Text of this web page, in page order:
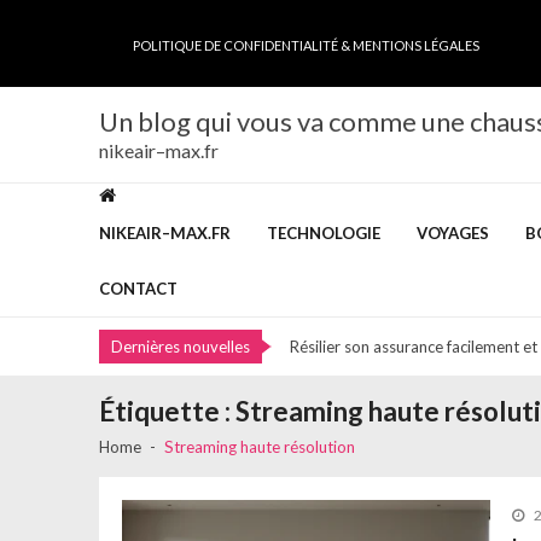
POLITIQUE DE CONFIDENTIALITÉ & MENTIONS LÉGALES
Un blog qui vous va comme une
nikeair–max.fr
NIKEAIR–MAX.FR TECHNOLOGIE VOYAGES
CONTACT
Dernières nouvelles
Livret épargne pro : optimisez la
Résilier son assurance facilement et
Livret épargne pro : optimisez la
Découvrez les services
Résilier son assurance facilement et
Étiquette :Streaming haute
Home Streaming haute résolution